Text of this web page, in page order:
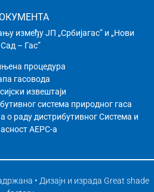
између ЈП „Србијагас” и „Нови
Сад – Гас”
процедура
гасовода
извештаји
системa природног гаса
о раду дистрибутивног Система и
АЕРС-а
• Дизајн и израда Great shade